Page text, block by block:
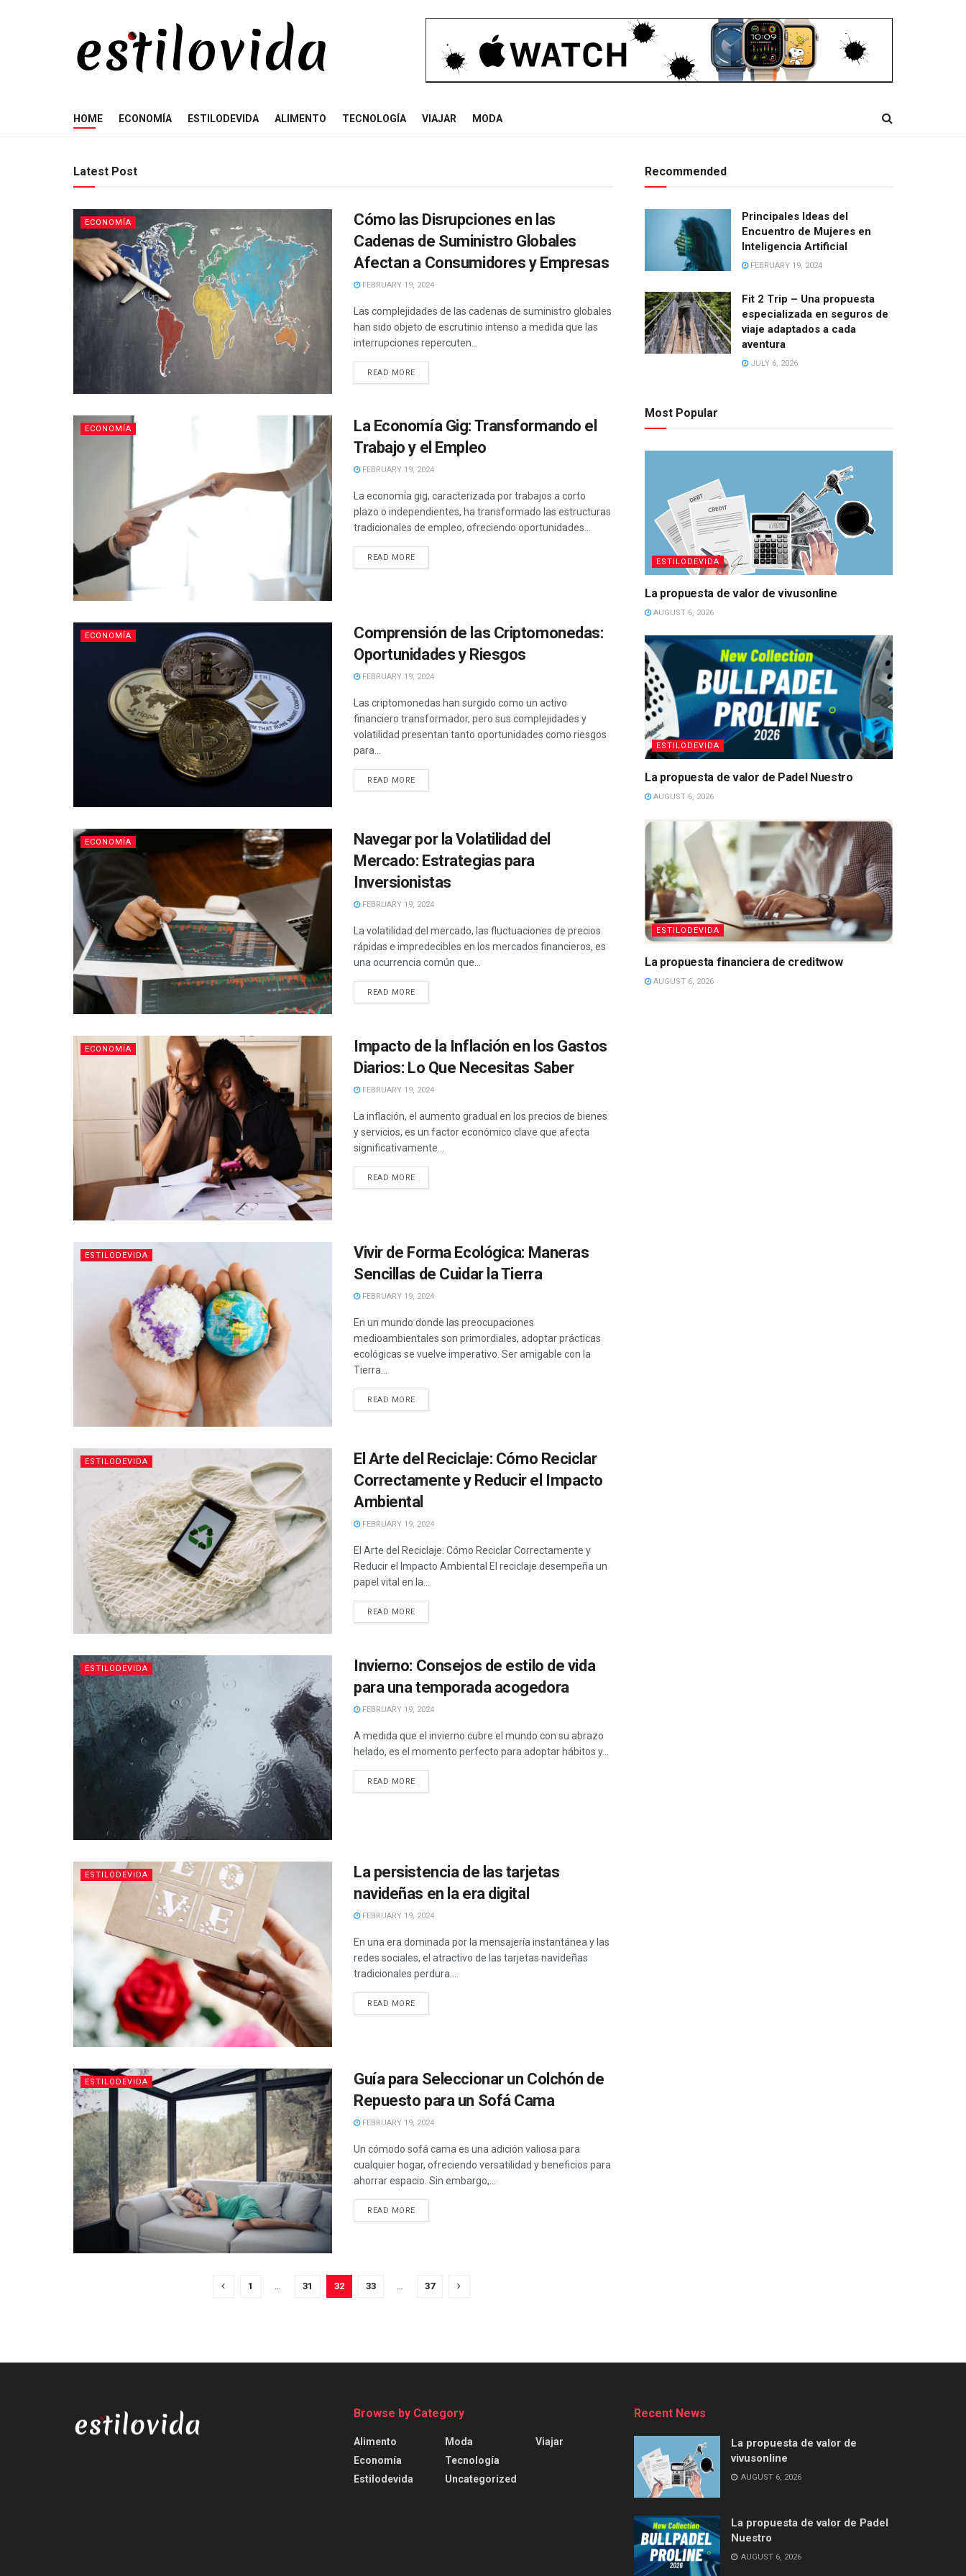
Estilovida
HOME ECONOMÍA ESTILODEVIDA ALIMENTO TECNOLOGÍA VIAJAR MODA
Latest Post
ECONOMÍA
Cómo las Disrupciones en las
Cadenas de Suministro Globales
Afectan a Consumidores y Empresas
FEBRUARY 19, 2024
Las complejidades de las cadenas de suministro globales
han sido objeto de escrutinio intenso a medida que las
interrupciones repercuten...
READ MORE
ECONOMÍA
La Economía Gig: Transformando el
Trabajo y el Empleo
FEBRUARY 19, 2024
La economía gig, caracterizada por trabajos a corto
plazo o independientes, ha transformado las estructuras
tradicionales de empleo, ofreciendo oportunidades...
READ MORE
ECONOMÍA
Comprensión de las Criptomonedas:
Oportunidades y Riesgos
FEBRUARY 19, 2024
Las criptomonedas han surgido como un activo
financiero transformador, pero sus complejidades y
volatilidad presentan tanto oportunidades como riesgos
para...
READ MORE
ECONOMÍA
Navegar por la Volatilidad del
Mercado: Estrategias para
Inversionistas
FEBRUARY 19, 2024
La volatilidad del mercado, las fluctuaciones de precios
rápidas e impredecibles en los mercados financieros, es
una ocurrencia común que...
READ MORE
ECONOMÍA
Impacto de la Inflación en los Gastos
Diarios: Lo Que Necesitas Saber
FEBRUARY 19, 2024
La inflación, el aumento gradual en los precios de bienes
y servicios, es un factor económico clave que afecta
significativamente...
READ MORE
ESTILODEVIDA
Vivir de Forma Ecológica: Maneras
Sencillas de Cuidar la Tierra
FEBRUARY 19, 2024
En un mundo donde las preocupaciones
medioambientales son primordiales, adoptar prácticas
ecológicas se vuelve imperativo. Ser amigable con la
Tierra...
READ MORE
ESTILODEVIDA
El Arte del Reciclaje: Cómo Reciclar
Correctamente y Reducir el Impacto
Ambiental
FEBRUARY 19, 2024
El Arte del Reciclaje: Cómo Reciclar Correctamente y
Reducir el Impacto Ambiental El reciclaje desempeña un
papel vital en la...
READ MORE
ESTILODEVIDA
Invierno: Consejos de estilo de vida
para una temporada acogedora
FEBRUARY 19, 2024
A medida que el invierno cubre el mundo con su abrazo
helado, es el momento perfecto para adoptar hábitos y...
READ MORE
ESTILODEVIDA
La persistencia de las tarjetas
navideñas en la era digital
FEBRUARY 19, 2024
En una era dominada por la mensajería instantánea y las
redes sociales, el atractivo de las tarjetas navideñas
tradicionales perdura....
READ MORE
ESTILODEVIDA
Guía para Seleccionar un Colchón de
Repuesto para un Sofá Cama
FEBRUARY 19, 2024
Un cómodo sofá cama es una adición valiosa para
cualquier hogar, ofreciendo versatilidad y beneficios para
ahorrar espacio. Sin embargo,...
READ MORE
1 31 32 33 37
Recommended
Principales Ideas del
Encuentro de Mujeres en
Inteligencia Artificial
FEBRUARY 19, 2024
Fit 2 Trip – Una propuesta
especializada en seguros de
viaje adaptados a cada
aventura
JULY 6, 2026
Most Popular
ESTILODEVIDA
La propuesta de valor de vivusonline
AUGUST 6, 2026
ESTILODEVIDA
La propuesta de valor de Padel Nuestro
AUGUST 6, 2026
ESTILODEVIDA
La propuesta financiera de creditwow
AUGUST 6, 2026
Browse by Category
Alimento
Economía
Estilodevida
Moda
Tecnología
Uncategorized
Viajar
Recent News
La propuesta de valor de
vivusonline
AUGUST 6, 2026
La propuesta de valor de Padel
Nuestro
AUGUST 6, 2026